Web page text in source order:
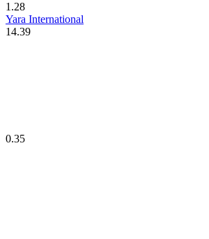
1.28
Yara International
14.39
0.35